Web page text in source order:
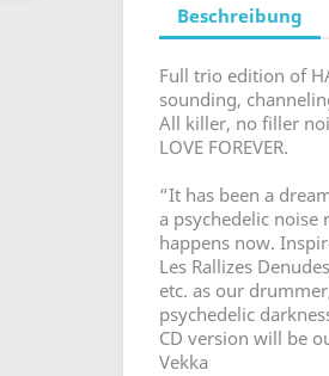
Beschreibung
Full trio edition of
sounding,
All killer, no filler
LOVE FOREVER.
“It has been a
a psychedelic
happens now.
Les Rallizes
etc. as our
psychedelic
CD version will be
Vekka